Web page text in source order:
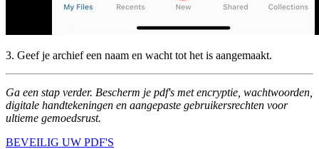
3. Geef je archief een naam en wacht tot het is aangemaakt.
Ga een stap verder. Bescherm je pdf's met encryptie, wachtwoorden,
digitale handtekeningen en aangepaste gebruikersrechten voor
ultieme gemoedsrust.
BEVEILIG UW PDF'S